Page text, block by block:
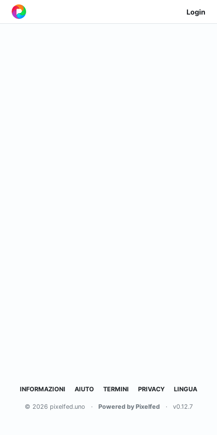
Login
INFORMAZIONI AIUTO TERMINI PRIVACY LINGUA
© 2026 pixelfed.uno · Powered by Pixelfed · v0.12.7